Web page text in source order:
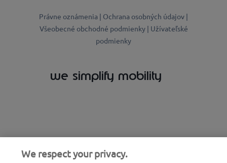
Právne oznámenia | Ochrana osobných údajov |
Všeobecné obchodné podmienky | Užívateľské
podmienky
we simplify mobility
We respect your privacy.